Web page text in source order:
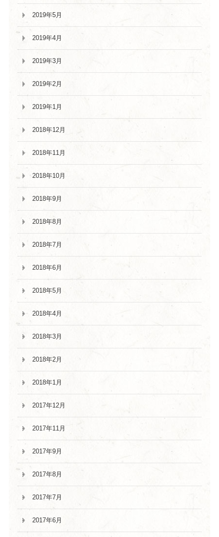
2019年5月
2019年4月
2019年3月
2019年2月
2019年1月
2018年12月
2018年11月
2018年10月
2018年9月
2018年8月
2018年7月
2018年6月
2018年5月
2018年4月
2018年3月
2018年2月
2018年1月
2017年12月
2017年11月
2017年9月
2017年8月
2017年7月
2017年6月